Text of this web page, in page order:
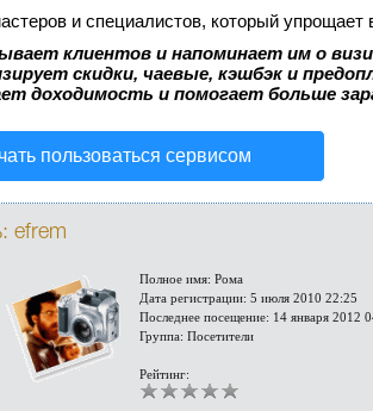
и специалистов, который упрощает
клиентов и напоминает им о
скидки, чаевые, кэшбэк и
доходимость и помогает больше
пользоваться сервисом
efrem
Полное имя: Рома
Дата регистрации: 5 июля 2010 22:25
Последнее посещение: 14 января 2012
Группа: Посетители
Рейтинг: